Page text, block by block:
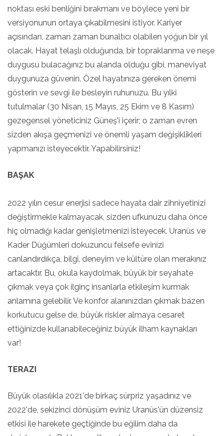
noktası eski benliğini bırakmanı ve böylece yeni bir
versiyonunun ortaya çıkabilmesini istiyor. Kariyer
açısından, zaman zaman bunaltıcı olabilen yoğun bir yıl
olacak. Hayat telaşlı olduğunda, bir topraklanma ve neşe
duygusu bulacağınız bu alanda olduğu gibi, maneviyat
duygunuza güvenin. Özel hayatınıza gereken önemi
gösterin ve sevgi ile besleyin ruhunuzu. Bu yılki
tutulmalar (30 Nisan, 15 Mayıs, 25 Ekim ve 8 Kasım)
gezegensel yöneticiniz Güneş'i içerir; o zaman evren
sizden akışa geçmenizi ve önemli yaşam değişiklikleri
yapmanızı isteyecektir. Yapabilirsiniz!
BAŞAK
2022 yılın cesur enerjisi sadece hayata dair zihniyetinizi
değiştirmekle kalmayacak, sizden ufkunuzu daha önce
hiç olmadığı kadar genişletmenizi isteyecek. Uranüs ve
Kader Düğümleri dokuzuncu felsefe evinizi
canlandırdıkça, bilgi, deneyim ve kültüre olan merakınız
artacaktır. Bu, okula kaydolmak, büyük bir seyahate
çıkmak veya çok ilginç insanlarla etkileşim kurmak
anlamına gelebilir. Ve konfor alanınızdan çıkmak bazen
korkutucu gelse de, büyük riskler almaya cesaret
ettiğinizde kullanabileceğiniz büyük ilham kaynakları
var!
TERAZI
Büyük olasılıkla 2021'de birkaç sürpriz yaşadınız ve
2022'de, sekizinci dönüşüm eviniz Uranüs'ün düzensiz
etkisi ile harekete geçtiğinde bu eğilim daha da